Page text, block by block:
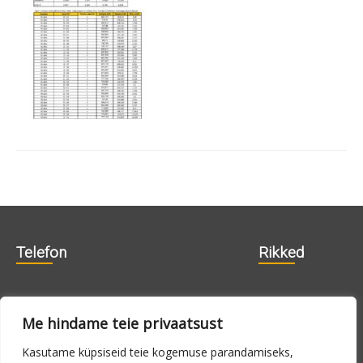
Me hindame teie privaatsust
Kasutame küpsiseid teie kogemuse parandamiseks,
Telefon Rikked
715 0180